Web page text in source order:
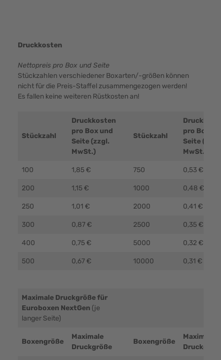
Druckkosten
Nettopreis pro Box und Seite
Stückzahlen verschiedener Boxarten/-größen können
nicht für die Preis-Staffel zusammengezogen werden!
Es fallen keine weiteren Rüstkosten an!
Stückzahl
Druckkosten
pro Box und
Seite (zzgl.
MwSt.)
Stückzahl
pro Box
Seite (zzgl.
MwSt.)
100 1,85 € 750 0,53 €
200 1,15 € 1000 0,48 €
250 1,01 € 2000 0,41 €
300 0,87 € 2500 0,35 €
400 0,75 € 5000 0,32 €
500 0,67 € 10000 0,31 €
Maximale Druckgröße für
Euroboxen NextGen (je
langer Seite)
Boxengröße
Maximale
Druckgröße
Boxengröße
Maximale